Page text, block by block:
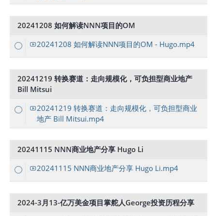
20241208 如何解读NNN项目的OM
20241208 如何解读NNN项目的OM - Hugo.mp4
20241219 转换赛道：走向规模化，可负担型商业地产
Bill Mitsui
20241219 转换赛道：走向规模化，可负担型商业
地产 Bill Mitsui.mp4
20241115 NNN商业地产分享 Hugo Li
20241115 NNN商业地产分享 Hugo Li.mp4
2024-3月13-亿万美金项目掌舵人George投资历程分享